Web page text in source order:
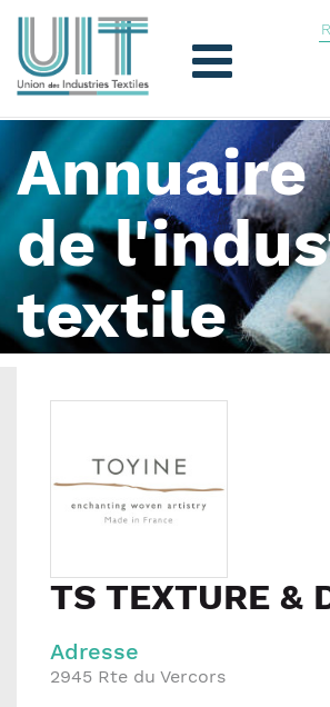
Annuaire
de
textile
TS TEXTURE &
Adresse
2945 Rte du Vercors